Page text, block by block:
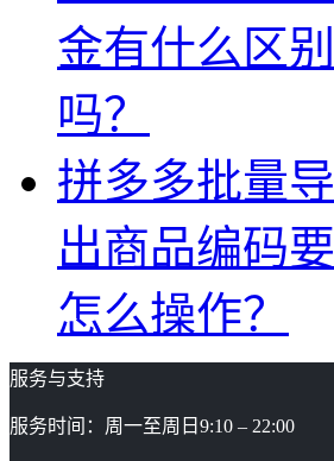
金有什么区别
吗？
拼多多批量导
出商品编码要
怎么操作？
服务与支持
服务时间：周一至周日9:10 – 22:00